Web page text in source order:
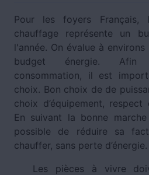
Pour les foyers Français,
chauffage représente un
l'année. On évalue à
budget énergie. Afin
consommation, il est
choix. Bon choix de de
choix d’équipement,
En suivant la bonne
possible de réduire sa
chauffer, sans perte d’énergie.
Les pièces à vivre